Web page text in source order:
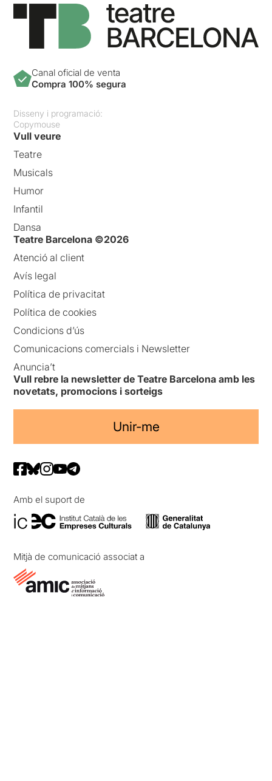
Canal oficial de venta
Compra 100% segura
Disseny i programació:
Copymouse
Vull veure
Teatre
Musicals
Humor
Infantil
Dansa
Teatre Barcelona ©2026
Atenció al client
Avís legal
Política de privacitat
Política de cookies
Condicions d’ús
Comunicacions comercials i Newsletter
Anuncia’t
Vull rebre la newsletter de Teatre Barcelona amb les
novetats, promocions i sorteigs
Unir-me
Amb el suport de
Mitjà de comunicació associat a